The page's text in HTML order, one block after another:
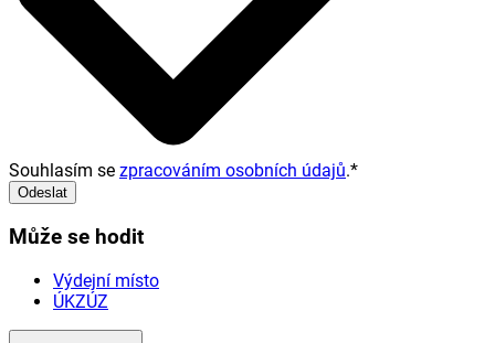
Souhlasím se zpracováním osobních údajů.*
Odeslat
Může se hodit
Výdejní místo
ÚKZÚZ